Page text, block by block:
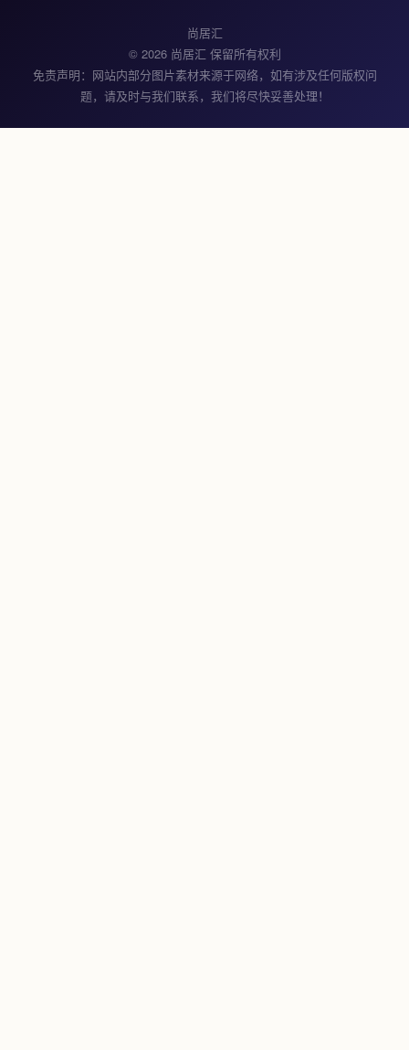
尚居汇
© 2026 尚居汇 保留所有权利
免责声明：网站内部分图片素材来源于网络，如有涉及任何版权问
题，请及时与我们联系，我们将尽快妥善处理！